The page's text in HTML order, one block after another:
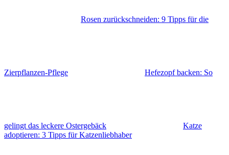
Rosen zurückschneiden: 9 Tipps für die
Zierpflanzen-Pflege Hefezopf backen: So
gelingt das leckere Ostergebäck
Katze
adoptieren: 3 Tipps für Katzenliebhaber